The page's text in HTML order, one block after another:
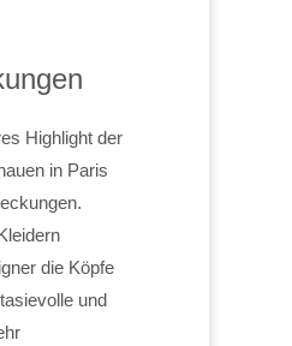
Highlight der
in Paris
die Köpfe
und